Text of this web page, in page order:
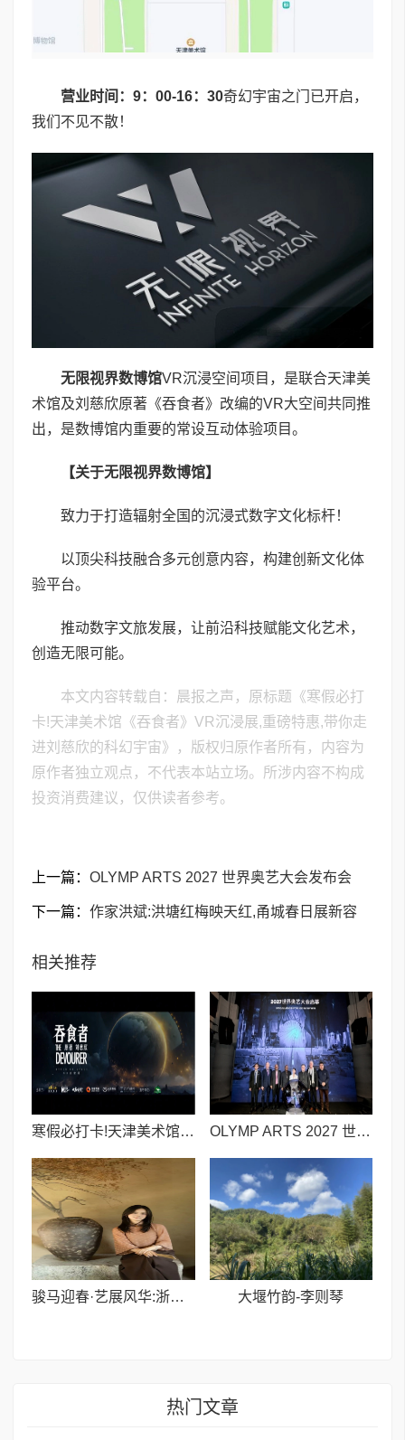
营业时间：9：00-16：30奇幻宇宙之门已开启，
我们不见不散！
无限视界数博馆VR沉浸空间项目，是联合天津美
术馆及刘慈欣原著《吞食者》改编的VR大空间共同推
出，是数博馆内重要的常设互动体验项目。
【关于无限视界数博馆】
致力于打造辐射全国的沉浸式数字文化标杆！
以顶尖科技融合多元创意内容，构建创新文化体
验平台。
推动数字文旅发展，让前沿科技赋能文化艺术，
创造无限可能。
本文内容转载自：晨报之声，原标题《寒假必打
卡!天津美术馆《吞食者》VR沉浸展,重磅特惠,带你走
进刘慈欣的科幻宇宙》，版权归原作者所有，内容为
原作者独立观点，不代表本站立场。所涉内容不构成
投资消费建议，仅供读者参考。
上一篇： OLYMP ARTS 2027 世界奥艺大会发布会
下一篇： 作家洪斌:洪塘红梅映天红,甬城春日展新容
相关推荐
寒假必打卡!天津美术馆《吞食者》VR沉浸展,重磅特惠,带你走进刘慈欣的科幻宇宙 OLYMP ARTS 2027 世界奥艺大会发布会
骏马迎春·艺展风华:浙融媒中心邀艺术家送新春祝福,共贺马年祥瑞——沈文荟老师 大堰竹韵-​李则琴
热门文章